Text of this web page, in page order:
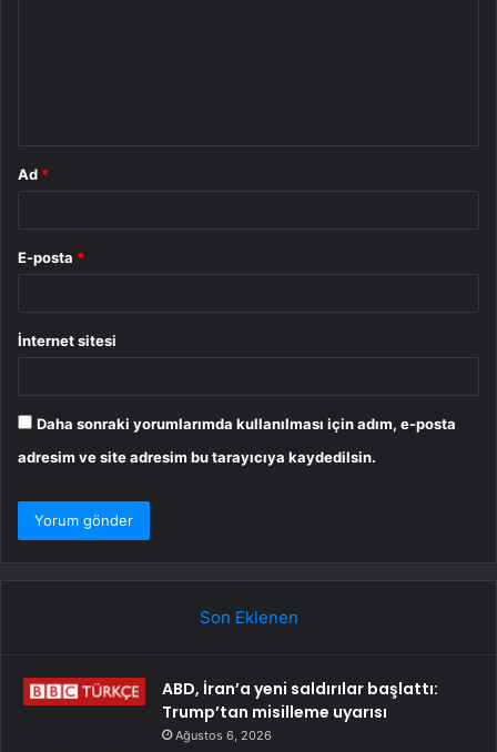
Ad *
E-posta *
İnternet sitesi
Daha sonraki yorumlarımda kullanılması için adım, e-posta
adresim ve site adresim bu tarayıcıya kaydedilsin.
Son Eklenen
ABD, İran’a yeni saldırılar başlattı:
Trump’tan misilleme uyarısı
Ağustos 6, 2026